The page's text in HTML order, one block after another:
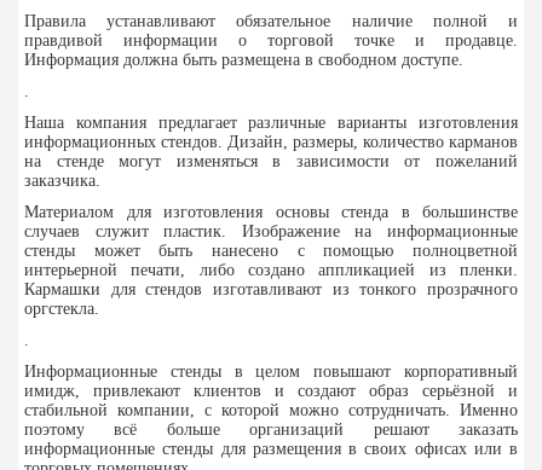
Правила устанавливают обязательное наличие полной и
правдивой информации о торговой точке и продавце.
Информация должна быть размещена в свободном доступе.
Наша компания предлагает различные варианты изготовления
информационных стендов. Дизайн, размеры, количество карманов
на стенде могут изменяться в зависимости от пожеланий
заказчика.
Материалом для изготовления основы стенда в большинстве
случаев служит пластик. Изображение на информационные
стенды может быть нанесено с помощью полноцветной
интерьерной печати, либо создано аппликацией из пленки.
Кармашки для стендов изготавливают из тонкого прозрачного
оргстекла.
Информационные стенды в целом повышают корпоративный
имидж, привлекают клиентов и создают образ серьёзной и
стабильной компании, с которой можно сотрудничать. Именно
поэтому всё больше организаций решают заказать
информационные стенды для размещения в своих офисах или в